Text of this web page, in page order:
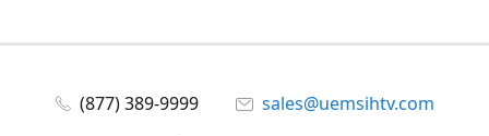
(877) 389-9999
sales@uemsihtv.com